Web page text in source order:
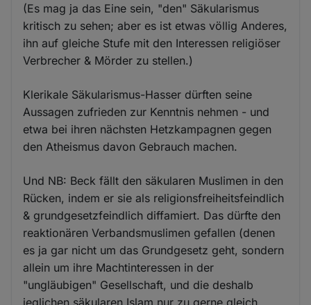
(Es mag ja das Eine sein, "den" Säkularismus
kritisch zu sehen; aber es ist etwas völlig Anderes,
ihn auf gleiche Stufe mit den Interessen religiöser
Verbrecher & Mörder zu stellen.)
Klerikale Säkularismus-Hasser dürften seine
Aussagen zufrieden zur Kenntnis nehmen - und
etwa bei ihren nächsten Hetzkampagnen gegen
den Atheismus davon Gebrauch machen.
Und NB: Beck fällt den säkularen Muslimen in den
Rücken, indem er sie als religionsfreiheitsfeindlich
& grundgesetzfeindlich diffamiert. Das dürfte den
reaktionären Verbandsmuslimen gefallen (denen
es ja gar nicht um das Grundgesetz geht, sondern
allein um ihre Machtinteressen in der
"ungläubigen" Gesellschaft, und die deshalb
jeglichen säkularen Islam nur zu gerne gleich